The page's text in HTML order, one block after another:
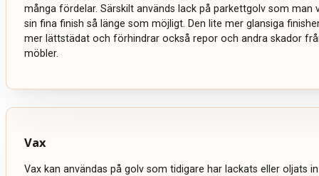
många fördelar. Särskilt används lack på parkettgolv som man
sin fina finish så länge som möjligt. Den lite mer glansiga
mer lättstädat och förhindrar också repor och andra skador
möbler.
Vax
Vax kan användas på golv som tidigare har lackats eller oljats